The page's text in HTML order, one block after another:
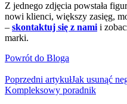
Z jednego zdjęcia powstała
nowi klienci, większy zasięg,
– skontaktuj się z nami i
marki.
Powrót do Bloga
Poprzedni artykułJak usunąć
Kompleksowy poradnik